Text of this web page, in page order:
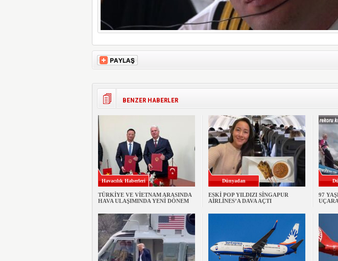
BENZER HABERLER
Havacılık Haberleri
TÜRKİYE VE VİETNAM ARASINDA
HAVA ULAŞIMINDA YENİ DÖNEM
Dünyadan
ESKİ POP YILDIZI SİNGAPUR
AİRLİNES’A DAVA AÇTI
97